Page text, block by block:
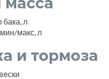
бака, л
макс, л
и тормоза